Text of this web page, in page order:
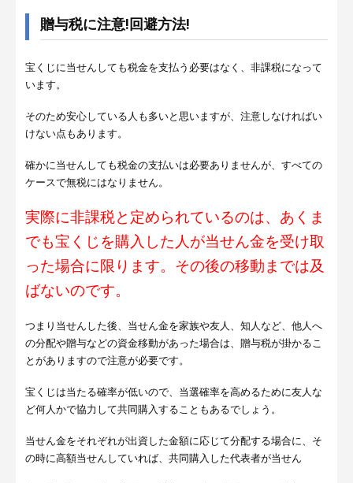
贈与税に注意!回避方法!
宝くじに当せんしても税金を支払う必要はなく、非課税になって
います。
そのため安心している人も多いと思いますが、注意しなければい
けない点もあります。
確かに当せんしても税金の支払いは必要ありませんが、すべての
ケースで無税にはなりません。
実際に非課税と定められているのは、あくま
でも宝くじを購入した人が当せん金を受け取
った場合に限ります。 その後の移動までは及
ばないのです。
つまり当せんした後、当せん金を家族や友人、知人など、他人へ
の分配や贈与などの資金移動があった場合は、贈与税が掛かるこ
とがありますので注意が必要です。
宝くじは当たる確率が低いので、当選確率を高めるために友人な
ど何人かで協力して共同購入することもあるでしょう。
当せん金をそれぞれが出資した金額に応じて分配する場合に、そ
の時に高額当せんしていれば、共同購入した代表者が当せん